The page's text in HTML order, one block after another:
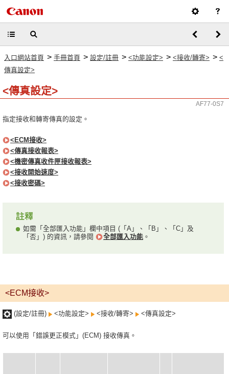
入口網站首頁 > 手冊首頁 > 設定/註冊 > <功能設定> > <接收/轉寄> > <
傳真設定>
<傳真設定>
AF77-0S7
指定接收和轉寄傳真的設定。
<ECM接收>
<傳真接收報表>
<機密傳真收件匣接收報表>
<接收開始速度>
<接收密碼>
如需「全部匯入功能」欄中項目 (「A」、「B」、「C」及
「否」) 的資訊，請參閱
全部匯入功能 。
<ECM接收>
(設定/註冊) <功能設定> <接收/轉寄> <傳真設定>
可以使用「錯誤更正模式」(ECM) 接收傳真。